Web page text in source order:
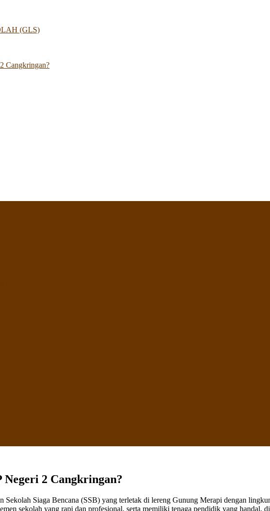
(GLS)
Cangkringan?
2 Cangkringan?
Sekolah Siaga Bencana (SSB) yang terletak di lereng Gunung Merapi dengan
sekolah yang rapi dan profesional, serta memiliki tenaga pendidik yang handal,